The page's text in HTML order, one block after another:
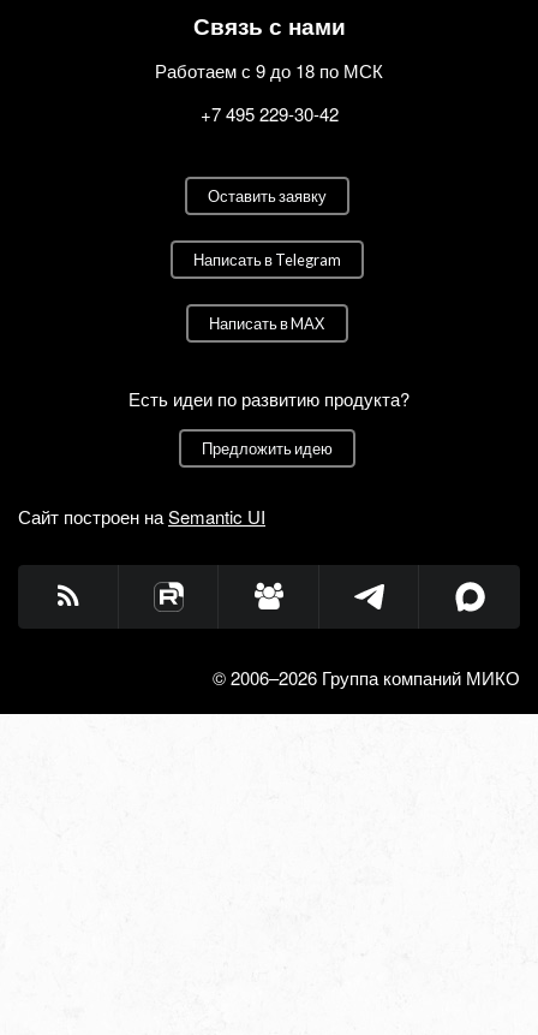
Связь с нами
Работаем с 9 до 18 по МСК
+7 495 229-30-42
Оставить заявку
Написать в Telegram
Написать в MAX
Есть идеи по развитию продукта?
Предложить идею
Сайт построен наSemantic UI
© 2006–2026 Группа компаний МИКО